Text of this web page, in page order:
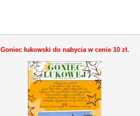
Goniec łukowski do nabycia w cenie 10 zł.